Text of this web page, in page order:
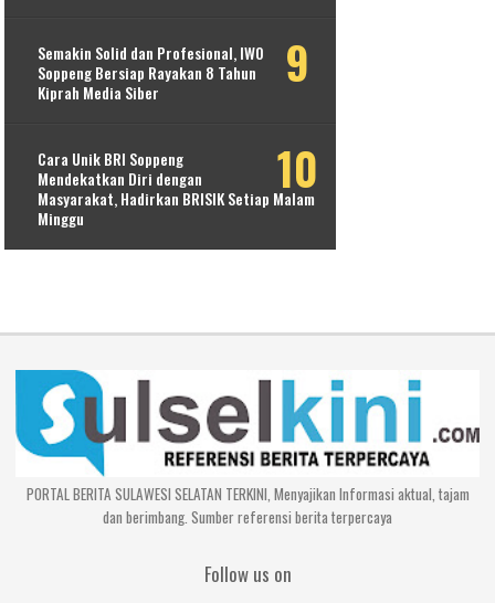
Semakin Solid dan Profesional, IWO
Soppeng Bersiap Rayakan 8 Tahun
Kiprah Media Siber
Cara Unik BRI Soppeng
Mendekatkan Diri dengan
Masyarakat, Hadirkan BRISIK Setiap Malam
Minggu
PORTAL BERITA SULAWESI SELATAN TERKINI, Menyajikan Informasi aktual, tajam
dan berimbang. Sumber referensi berita terpercaya
Follow us on